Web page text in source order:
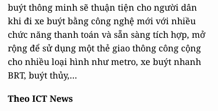
buýt thông minh sẽ thuận tiện cho người dân
khi đi xe buýt bằng công nghệ mới với nhiều
chức năng thanh toán và sẵn sàng tích hợp, mở
rộng để sử dụng một thẻ giao thông công cộng
cho nhiều loại hình như metro, xe buýt nhanh
BRT, buýt thủy,…
Theo ICT News